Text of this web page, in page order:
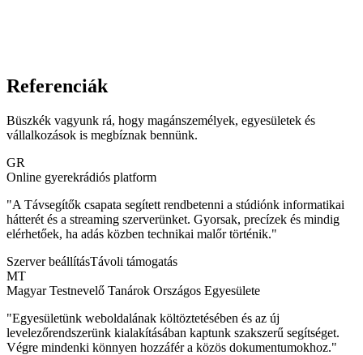
Referenciák
Büszkék vagyunk rá, hogy magánszemélyek, egyesületek és
vállalkozások is megbíznak bennünk.
GR
Online gyerekrádiós platform
"A Távsegítők csapata segített rendbetenni a stúdiónk informatikai
hátterét és a streaming szerverünket. Gyorsak, precízek és mindig
elérhetőek, ha adás közben technikai malőr történik."
Szerver beállításTávoli támogatás
MT
Magyar Testnevelő Tanárok Országos Egyesülete
"Egyesületünk weboldalának költöztetésében és az új
levelezőrendszerünk kialakításában kaptunk szakszerű segítséget.
Végre mindenki könnyen hozzáfér a közös dokumentumokhoz."